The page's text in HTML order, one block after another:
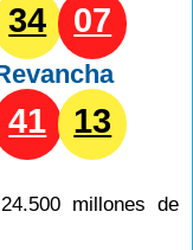
34 07
41 13
millones de